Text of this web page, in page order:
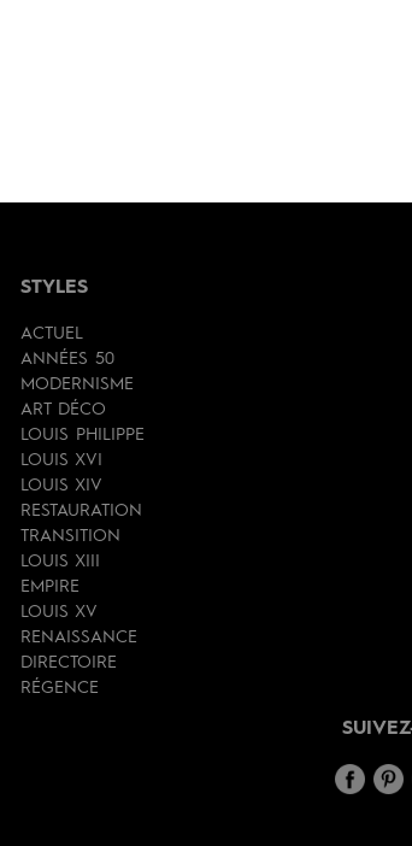
STYLES
ACTUEL
ANNÉES 50
MODERNISME
ART DÉCO
LOUIS PHILIPPE
LOUIS XVI
LOUIS XIV
RESTAURATION
TRANSITION
LOUIS XIII
EMPIRE
LOUIS XV
RENAISSANCE
DIRECTOIRE
RÉGENCE